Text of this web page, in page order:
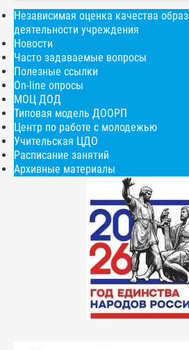
Независимая оценка качества
деятельности учреждения
Новости
Часто задаваемые вопросы
Полезные ссылки
On-line опросы
МОЦ ДОД
Типовая модель ДООРП
Центр по работе с молодежью
Учительская ЦДО
Расписание занятий
Архивные материалы